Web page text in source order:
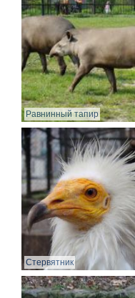
Равнинный тапир
Стервятник